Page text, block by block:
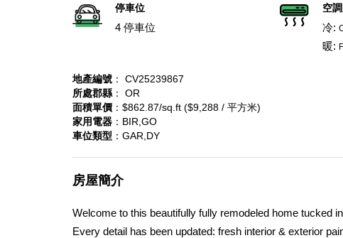
停車位
4 停車位
空
冷:
暖:
地產編號 ： CV25239867
所處郡縣 ： OR
面積單價 ：$862.87/sq.ft ($9,288 / 平方米)
家用電器 ：BIR,GO
車位類型 ：GAR,DY
房屋簡介
Welcome to this beautifully fully remodeled home tucked
Every detail has been updated: fresh interior & exterior